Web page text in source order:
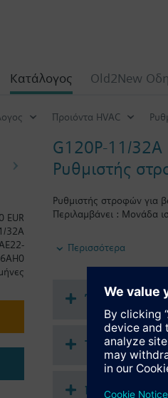
Κατάλογος Old2New
Προιόντα HVAC
G120P-11/32A
Ρυθμιστής
Ρυθμιστής στροφών για
Περιλαμβάνει : Μονάδα
Σημαντική πληροφορία
Όταν χρησιμοποιείται
Περισσότερα
EUR
32A
6AH0
Έγγραφα
Τεχνική
Πολλαπλή